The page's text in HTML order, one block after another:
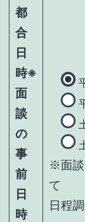
都
合
日
時※
面
談
の
事
前
日
時
※面談
て
日程